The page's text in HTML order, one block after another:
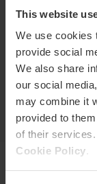
This website
We use cookies
provide social
We also share
our social
may combine it
provided to
of their
Cookie Policy
Centro de
Città delle Arti